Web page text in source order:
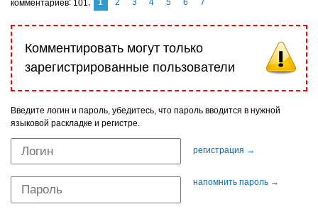
комментариев 101 1 2 3 4 5 6 7
Комментировать могут только
зарегистрированные пользователи
Введите логин и пароль, убедитесь, что пароль вводится в нужной
языковой раскладке и регистре.
регистрация →
напомнить пароль →